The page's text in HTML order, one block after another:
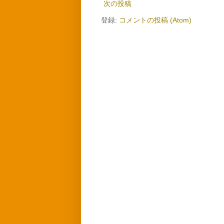
次の投稿
登録: コメントの投稿 (Atom)